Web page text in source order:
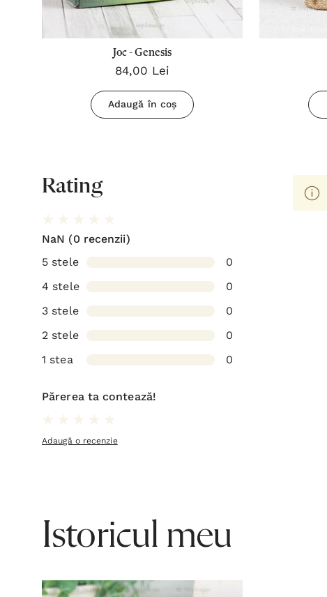
Joc - Genesis
84,00 Lei
Adaugă în coș
Rating
NaN (0 recenzii)
5 stele
0
4 stele
0
3 stele
0
2 stele
0
1 stea
0
Părerea ta contează!
Adaugă o recenzie
Istoricul meu